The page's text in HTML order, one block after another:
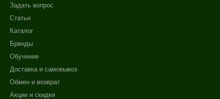
Задать вопрос
Статьи
Каталог
Бренды
Обучение
Доставка и самовывоз
Обмен и возврат
Акции и скидки